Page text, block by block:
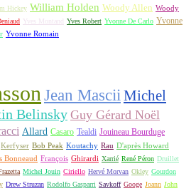
Hickey William Holden Woody Allen Woody
Yves Montand Yves Robert Yvonne De Carlo Yvonne
Yvonne Romain
Jean Mascii Michel
Belinsky Guy Gérard Noël
Allard Casaro Tealdi Jouineau Bourduge
Kerfyser Bob Peak Koutachy Rau D'après Howard
Bonneaud François Ghirardi Xarrié René Péron Druillet
Michel Jouin Ciriello Hervé Morvan Okley Gourdon
Drew Struzan Rodolfo Gasparri Savkoff Googe Joann John